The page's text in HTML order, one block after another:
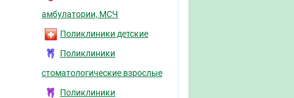
амбулатории, МСЧ
Поликлиники детские
Поликлиники
стоматологические взрослые
Поликлиники